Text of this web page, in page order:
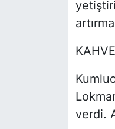
verdi.